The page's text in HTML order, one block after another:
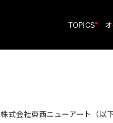
TOPICS•
株式会社東西ニューアート（以